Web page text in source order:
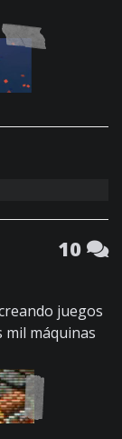
10
juegos
mil máquinas